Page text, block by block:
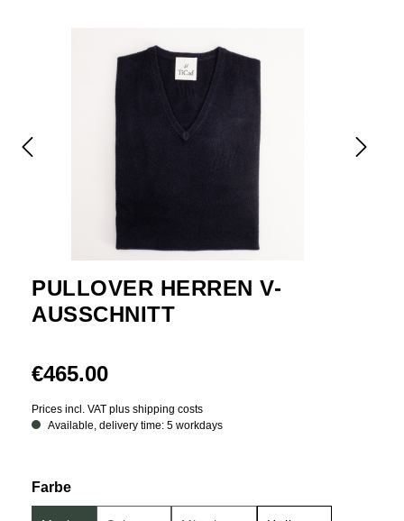
PULLOVER HERREN V-
AUSSCHNITT
€465.00
Prices incl. VAT plus shipping costs
Available, delivery time: 5 workdays
Select
Farbe